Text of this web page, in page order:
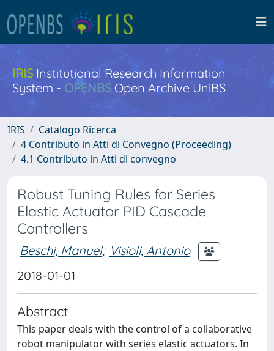
IRISInstitutional Research Information
System - OPENBS Open Archive UniBS
IRIS
Catalogo Ricerca
4 Contributo in Atti di Convegno (Proceeding)
4.1 Contributo in Atti di convegno
Robust Tuning Rules for Series
Elastic Actuator PID Cascade
Controllers
Beschi, Manuel; Visioli, Antonio
2018-01-01
Abstract
This paper deals with the control of a collaborative
robot manipulator with series elastic actuators. In